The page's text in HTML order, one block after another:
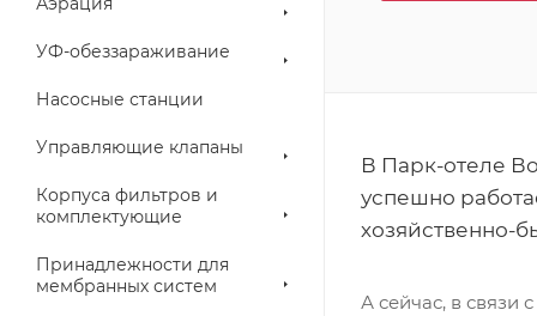
УФ-обеззараживание
Насосные станции
Управляющие клапаны
Корпуса фильтров и
комплектующие
Принадлежности для
мембранных систем
В Парк-отеле
успешно
хозяйственно-
А сейчас, в связи